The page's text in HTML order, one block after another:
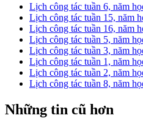
Lịch công tác tuần 6, năm
Lịch công tác tuần 15, năm
Lịch công tác tuần 16, năm
Lịch công tác tuần 5, năm
Lịch công tác tuần 3, năm
Lịch công tác tuần 1, năm
Lịch công tác tuần 2, năm
Lịch công tác tuần 8, năm
Những tin cũ hơn